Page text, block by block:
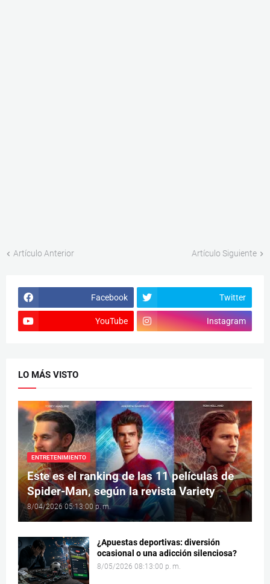
Artículo Anterior Artículo Siguiente
Facebook Twitter
YouTube Instagram
LO MÁS VISTO
ENTRETENIMIENTO
Este es el ranking de las 11 películas de
Spider-Man, según la revista Variety
8/04/2026 05:13:00 p. m.
¿Apuestas deportivas: diversión
ocasional o una adicción silenciosa?
8/05/2026 08:13:00 p. m.